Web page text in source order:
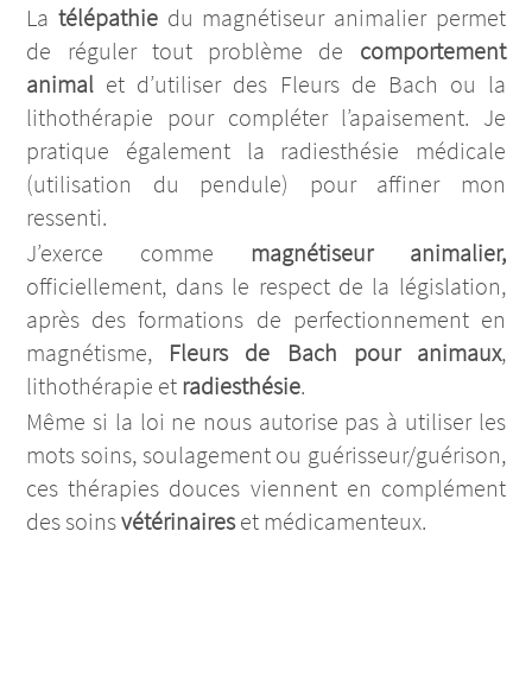
Latélépathie du magnétiseur animalier permet
de réguler tout problème de comportement
animal et d’utiliser des Fleurs de Bach ou la
lithothérapie pour compléter l’apaisement. Je
pratique également la radiesthésie médicale
(utilisation du pendule) pour affiner mon
ressenti.
J’exerce comme magnétiseur animalier,
officiellement, dans le respect de la législation,
après des formations de perfectionnement en
magnétisme, Fleurs de Bach pour animaux,
lithothérapie et radiesthésie.
Même si la loi ne nous autorise pas à utiliser les
mots soins, soulagement ou guérisseur/guérison,
ces thérapies douces viennent en complément
des soinsvétérinaireset médicamenteux.